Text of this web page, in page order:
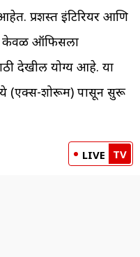
प्रशस्त इंटिरियर आणि
केवळ ऑफिसला
देखील योग्य आहे. या
(एक्स-शोरूम) पासून सुरू
LIVE TV